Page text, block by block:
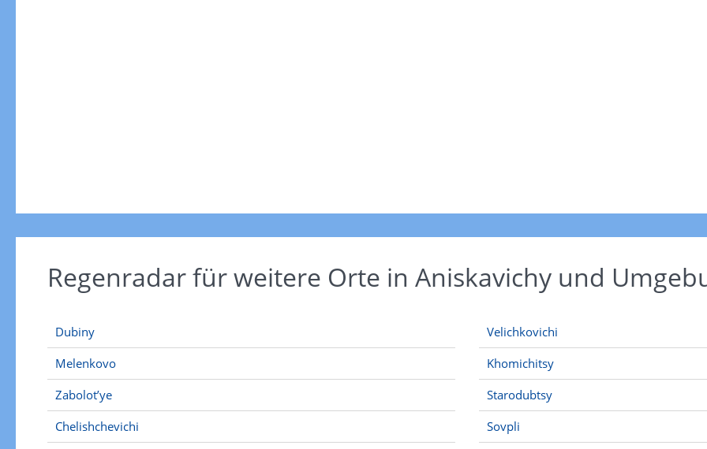
Regenradar für weitere Orte in Aniskavichy und
Dubiny
Melenkovo
Zabolot’ye
Chelishchevichi
Velichkovichi
Khomichitsy
Starodubtsy
Sovpli